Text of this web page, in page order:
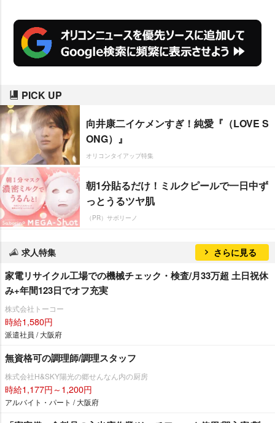
より僕はそういうテンションで筋
トレしてます」とプロ意識を覗か
せている。
PICK UP
向井康二イケメンすぎ！純愛『（LOVE S
ONG）』
オリコンタイアップ特集
朝1分貼るだけ！ミルクピールで一日中ず
っとうるツヤ肌
（PR）サボリーノ
求人特集 さらに見る
家電リサイクル工場での機械チェック・検査/月33万超 土日祝休
み+年間123日でオフ充実
株式会社トーコー
時給1,580円
派遣社員 / 大阪府
無資格可の調理師/調理スタッフ
株式会社H&SKY陽光の郷せんなん内の厨房
時給1,177円～1,200円
アルバイト・パート / 大阪府